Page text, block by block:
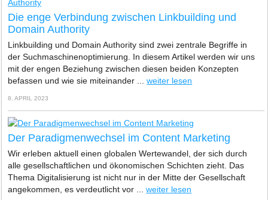
Die enge Verbindung zwischen Linkbuilding und
Domain Authority
Linkbuilding und Domain Authority sind zwei zentrale Begriffe in
der Suchmaschinenoptimierung. In diesem Artikel werden wir uns
mit der engen Beziehung zwischen diesen beiden Konzepten
befassen und wie sie miteinander ...weiter lesen
8. APRIL 2023
Der Paradigmenwechsel im Content Marketing
Wir erleben aktuell einen globalen Wertewandel, der sich durch
alle gesellschaftlichen und ökonomischen Schichten zieht. Das
Thema Digitalisierung ist nicht nur in der Mitte der Gesellschaft
angekommen, es verdeutlicht vor ...weiter lesen